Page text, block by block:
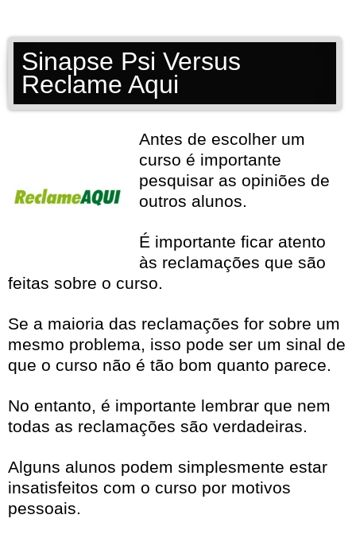
Sinapse Psi Versus
Reclame Aqui
Antes de escolher um
curso é importante
pesquisar as opiniões de
outros alunos.
É importante ficar atento
às reclamações que são
feitas sobre o curso.
Se a maioria das reclamações for sobre um
mesmo problema, isso pode ser um sinal de
que o curso não é tão bom quanto parece.
No entanto, é importante lembrar que nem
todas as reclamações são verdadeiras.
Alguns alunos podem simplesmente estar
insatisfeitos com o curso por motivos
pessoais.